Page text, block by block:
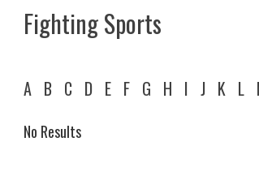
Fighting Sports
A B C D E F G H I J K L
No Results